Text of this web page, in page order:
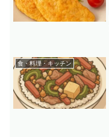
食・料理・キッチン